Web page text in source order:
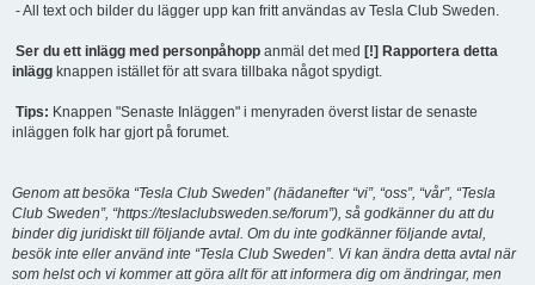
- All text och bilder du lägger upp kan fritt användas av Tesla Club Sweden.
Ser du ett inlägg med personpåhopp anmäl det med [!] Rapportera detta
inlägg knappen istället för att svara tillbaka något spydigt.
Tips: Knappen "Senaste Inläggen" i menyraden överst listar de senaste
inläggen folk har gjort på forumet.
Genom att besöka “Tesla Club Sweden” (hädanefter “vi”, “oss”, “vår”, “Tesla
Club Sweden”, “https://teslaclubsweden.se/forum”), så godkänner du att du
binder dig juridiskt till följande avtal. Om du inte godkänner följande avtal,
besök inte eller använd inte “Tesla Club Sweden”. Vi kan ändra detta avtal när
som helst och vi kommer att göra allt för att informera dig om ändringar, men